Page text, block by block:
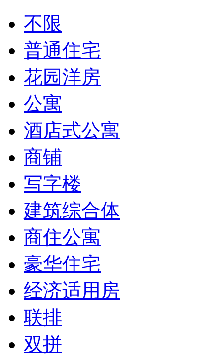
不限
普通住宅
花园洋房
公寓
酒店式公寓
商铺
写字楼
建筑综合体
商住公寓
豪华住宅
经济适用房
联排
双拼